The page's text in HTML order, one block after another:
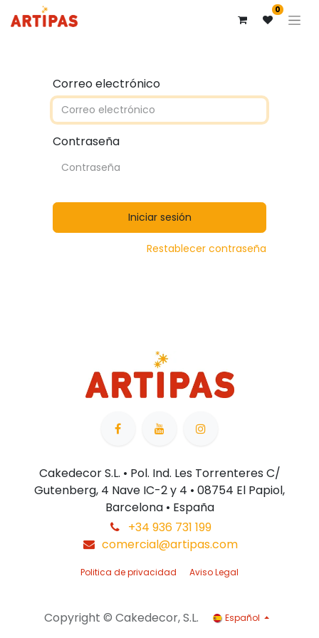
0
Correo electrónico
Contraseña
Iniciar sesión
Restablecer contraseña
Cakedecor S.L. • Pol. Ind. Les Torrenteres C/
Gutenberg, 4 Nave IC-2 y 4 • 08754 El Papiol,
Barcelona • España
+34 936 731 199
comercial@artipas.com
Politica de privacidad Aviso Legal
Copyright © Cakedecor, S.L. Español